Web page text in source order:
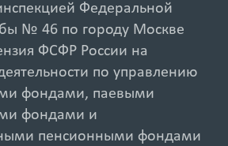
Федеральной
№ 46 по городу Москве
ФСФР России на
по управлению
фондами, паевыми
фондами и
пенсионными фондами